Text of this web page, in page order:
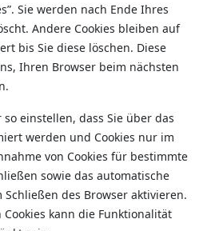
Sie werden nach Ende Ihres
Andere Cookies bleiben auf
bis Sie diese löschen. Diese
Ihren Browser beim nächsten
einstellen, dass Sie über das
werden und Cookies nur im
von Cookies für bestimmte
sowie das automatische
Schließen des Browser aktivieren.
kann die Funktionalität